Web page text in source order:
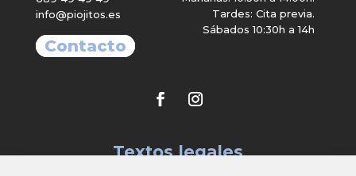
info@piojitos.es
Contacto
Tardes: Cita previa.
Sábados 10:30h a 14h
Textos legales